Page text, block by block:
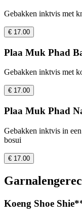
Gebakken inktvis met
€ 17.00
Plaa Muk Phad
Gebakken inktvis met
€ 17.00
Plaa Muk Phad
Gebakken inktvis in
bosui
€ 17.00
Koeng Shoe